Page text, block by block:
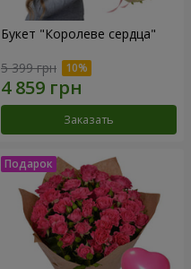
Букет "Королеве сердца"
5 399 грн
Заказать